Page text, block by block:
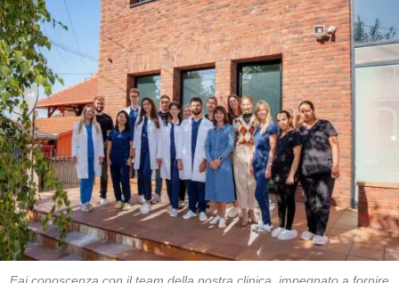
Fai conoscenza con il team della nostra clinica, impegnato a fornire